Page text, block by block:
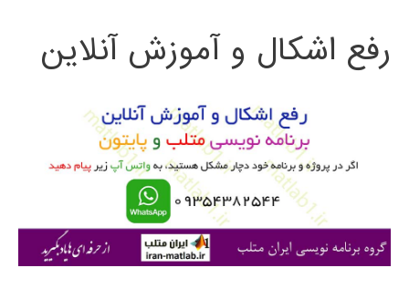
ج
ی
رفع اشکال و آموزش آنلاین